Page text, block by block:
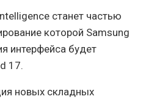
станет частью
которой Samsung
интерфейса будет
17.
новых складных